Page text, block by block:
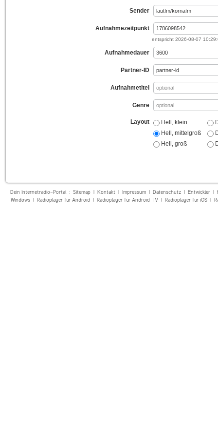
Sender
Aufnahmezeitpunkt
entspricht 2026-08-07
Aufnahmedauer
Partner-ID
Aufnahmetitel
Genre
Layout
Hell, klein
Hell, mittelgroß
Hell, groß
Dein Internetradio-Portal : Sitemap| Kontakt| Impressum| Datenschutz| Entwickler|
Windows| Radioplayer für Android| Radioplayer für Android TV| Radioplayer für iOS|